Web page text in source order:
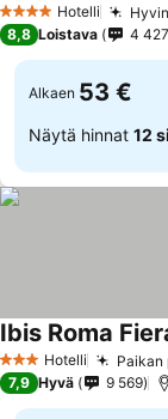
4 Tähtiluokitus
Hotelli
8,8 Loistava 4 427
Alkaen 53 €
Näytä hinnat 12
3 Tähtiluokitus
Hotelli Paikan
Ibis Roma
7,9 Hyvä 9 569